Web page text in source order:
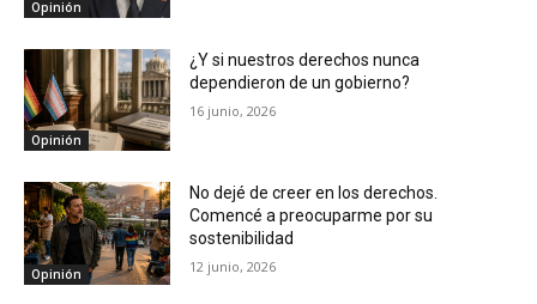
Opinión
Opinión
¿Y si nuestros derechos nunca
dependieron de un gobierno?
16 junio, 2026
Opinión
No dejé de creer en los derechos.
Comencé a preocuparme por su
sostenibilidad
12 junio, 2026